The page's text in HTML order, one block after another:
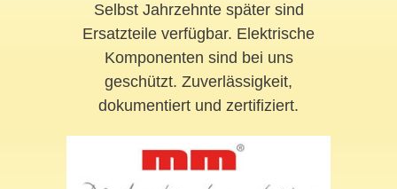
Selbst Jahrzehnte später sind
Ersatzteile verfügbar. Elektrische
Komponenten sind bei uns
geschützt. Zuverlässigkeit,
dokumentiert und zertifiziert.